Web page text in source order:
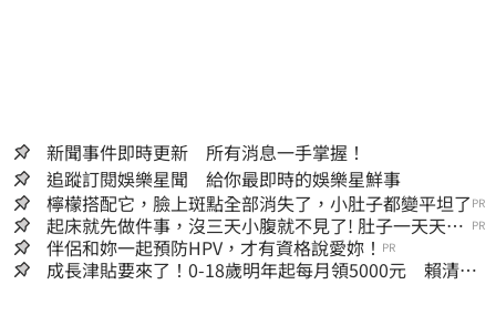
新聞事件即時更新 所有消息一手掌握！
追蹤訂閱娛樂星聞 給你最即時的娛樂星鮮事
檸檬搭配它，臉上斑點全部消失了，小肚子都變平坦了 PR
起床就先做件事，沒三天小腹就不見了! 肚子一天天變
小！
PR
伴侶和妳一起預防HPV，才有資格說愛妳！ PR
成長津貼要來了！0-18歲明年起每月領5000元 賴清